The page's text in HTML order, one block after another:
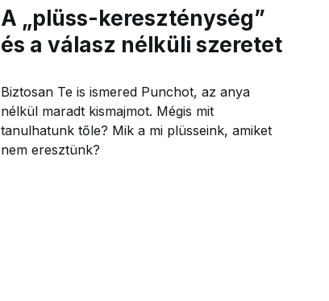
A „plüss-kereszténység”
és a válasz nélküli szeretet
Biztosan Te is ismered Punchot, az anya
nélkül maradt kismajmot. Mégis mit
tanulhatunk tőle? Mik a mi plüsseink, amiket
nem eresztünk?